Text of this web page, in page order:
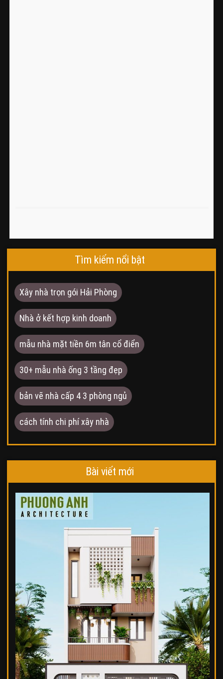
Tìm kiếm nổi bật
Xây nhà trọn gói Hải Phòng
Nhà ở kết hợp kinh doanh
mẫu nhà mặt tiền 6m tân cổ điển
30+ mẫu nhà ống 3 tầng đẹp
bản vẽ nhà cấp 4 3 phòng ngủ
cách tính chi phí xây nhà
Bài viết mới